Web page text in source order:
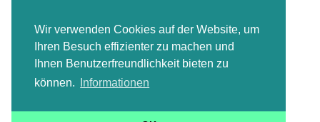
Wir verwenden Cookies auf der Website, um
Ihren Besuch effizienter zu machen und
Ihnen Benutzerfreundlichkeit bieten zu
können.
Informationen